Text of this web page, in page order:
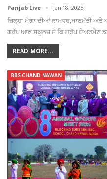
Panjab Live Jan 18, 2025
ਜ਼ਿਲ੍ਹਾ ਮੋਗਾ ਦੀਆਂ ਨਾਮਵਰ,ਮਾਣਮੱਤੀ ਅਤੇ
ਗਰੁੱਪ ਆਫ ਸਕੂਲਜ਼ ਜੋ ਕਿ ਗਰੁੱਪ ਚੇਅਰਮੈਨ
READ MORE...
BBS CHAND NAWAN